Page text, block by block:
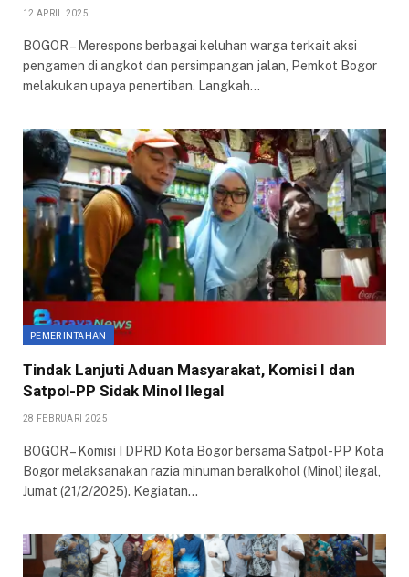
12 APRIL 2025
BOGOR – Merespons berbagai keluhan warga terkait aksi
pengamen di angkot dan persimpangan jalan, Pemkot Bogor
melakukan upaya penertiban. Langkah…
PEMERINTAHAN
Tindak Lanjuti Aduan Masyarakat, Komisi I dan
Satpol-PP Sidak Minol Ilegal
28 FEBRUARI 2025
BOGOR – Komisi I DPRD Kota Bogor bersama Satpol-PP Kota
Bogor melaksanakan razia minuman beralkohol (Minol) ilegal,
Jumat (21/2/2025). Kegiatan…